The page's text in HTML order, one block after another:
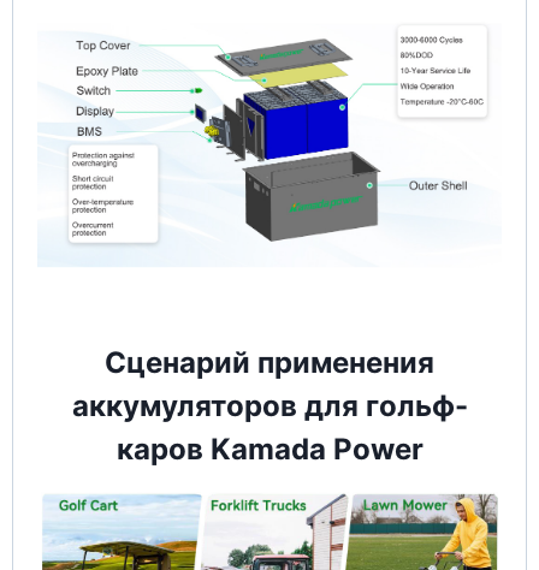
Сценарий применения
аккумуляторов для гольф-
каров Kamada Power